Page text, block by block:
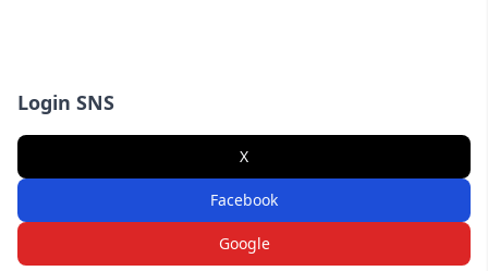
Login SNS
X
Facebook
Google